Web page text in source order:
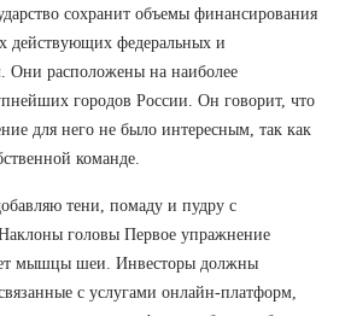
сохранит объемы финансирования
действующих федеральных и
Они расположены на наиболее
городов России. Он говорит, что
для него не было интересным, так как
команде.
тени, помаду и пудру с
головы Первое упражнение
мышцы шеи. Инвесторы должны
с услугами онлайн-платформ,